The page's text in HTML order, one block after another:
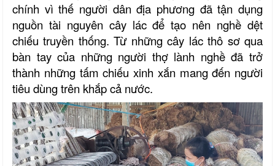
chính vì thế người dân địa phương đã tận dụng
nguồn tài nguyên cây lác để tạo nên nghề dệt
chiếu truyền thống. Từ những cây lác thô sơ qua
bàn tay của những người thợ lành nghề đã trở
thành những tấm chiếu xinh xắn mang đến người
tiêu dùng trên khắp cả nước.